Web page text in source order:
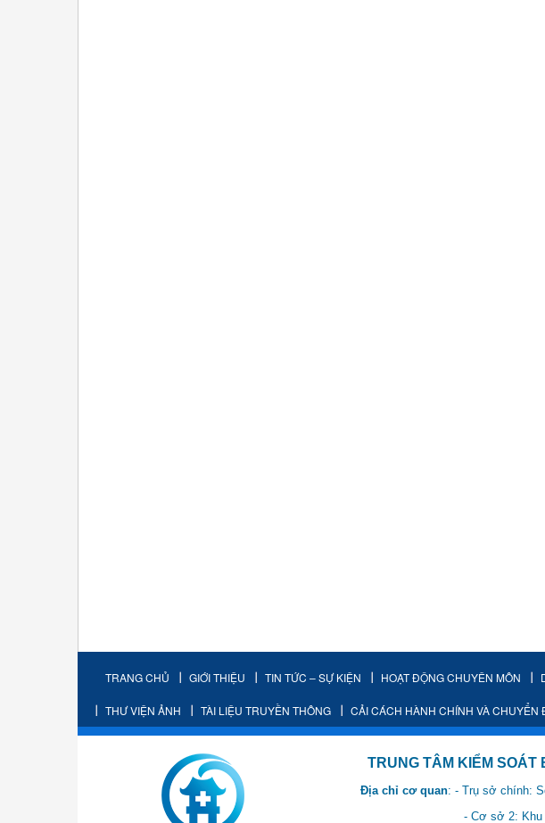
TRANG CHỦ GIỚI THIỆU TIN TỨC – SỰ KIỆN HOẠT ĐỘNG CHUYÊN MÔN
THƯ VIỆN ẢNH TÀI LIỆU TRUYỀN THÔNG CẢI CÁCH HÀNH CHÍNH VÀ CHUYỂN
TRUNG TÂM KIỂM SOÁT
Địa chỉ cơ quan: - Trụ sở chính:
- Cơ sở 2: Khu Hành chính mới,